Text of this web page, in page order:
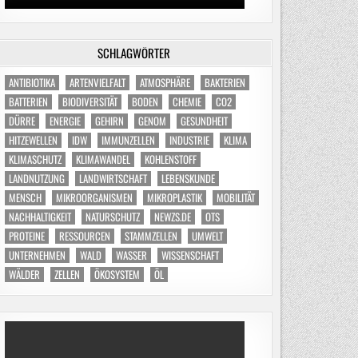
SCHLAGWÖRTER
ANTIBIOTIKA ARTENVIELFALT ATMOSPHÄRE
BAKTERIEN
BATTERIEN
BIODIVERSITÄT BODEN CHEMIE
CO2
DÜRRE
ENERGIE GEHIRN GENOM
GESUNDHEIT
HITZEWELLEN
IDW IMMUNZELLEN INDUSTRIE
KLIMA
KLIMASCHUTZ
KLIMAWANDEL
KOHLENSTOFF
LANDNUTZUNG
LANDWIRTSCHAFT
LEBENSKUNDE
MENSCH
MIKROORGANISMEN MIKROPLASTIK
MOBILITÄT
NACHHALTIGKEIT
NATURSCHUTZ NEWZS.DE
OTS
PROTEINE
RESSOURCEN STAMMZELLEN
UMWELT
UNTERNEHMEN
WALD WASSER
WISSENSCHAFT
WÄLDER
ZELLEN ÖKOSYSTEM ÖL